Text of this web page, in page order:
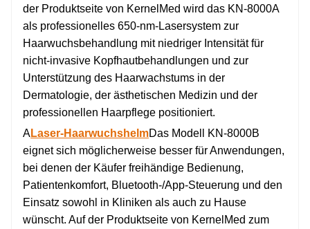
der Produktseite von KernelMed wird das KN-8000A
als professionelles 650-nm-Lasersystem zur
Haarwuchsbehandlung mit niedriger Intensität für
nicht-invasive Kopfhautbehandlungen und zur
Unterstützung des Haarwachstums in der
Dermatologie, der ästhetischen Medizin und der
professionellen Haarpflege positioniert.
ALaser-HaarwuchshelmDas Modell KN-8000B
eignet sich möglicherweise besser für Anwendungen,
bei denen der Käufer freihändige Bedienung,
Patientenkomfort, Bluetooth-/App-Steuerung und den
Einsatz sowohl in Kliniken als auch zu Hause
wünscht. Auf der Produktseite von KernelMed zum